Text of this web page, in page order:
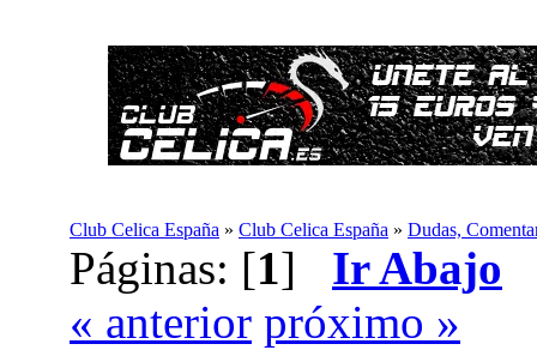
Club Celica España » Club Celica España » Dudas,
Páginas: [1] Ir Abajo
« anterior próximo »